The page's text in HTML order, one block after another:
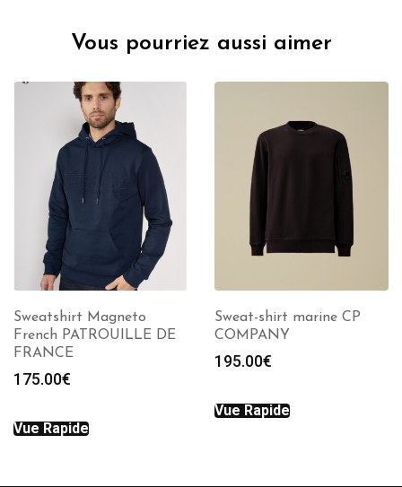
Vous pourriez aussi aimer
Sweatshirt Magneto
French PATROUILLE DE
FRANCE
175.00€
Vue Rapide
Sweat-shirt marine CP
COMPANY
195.00€
Vue Rapide